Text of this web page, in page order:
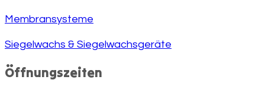
Membransysteme
Siegelwachs & Siegelwachsgeräte
Öffnungszeiten